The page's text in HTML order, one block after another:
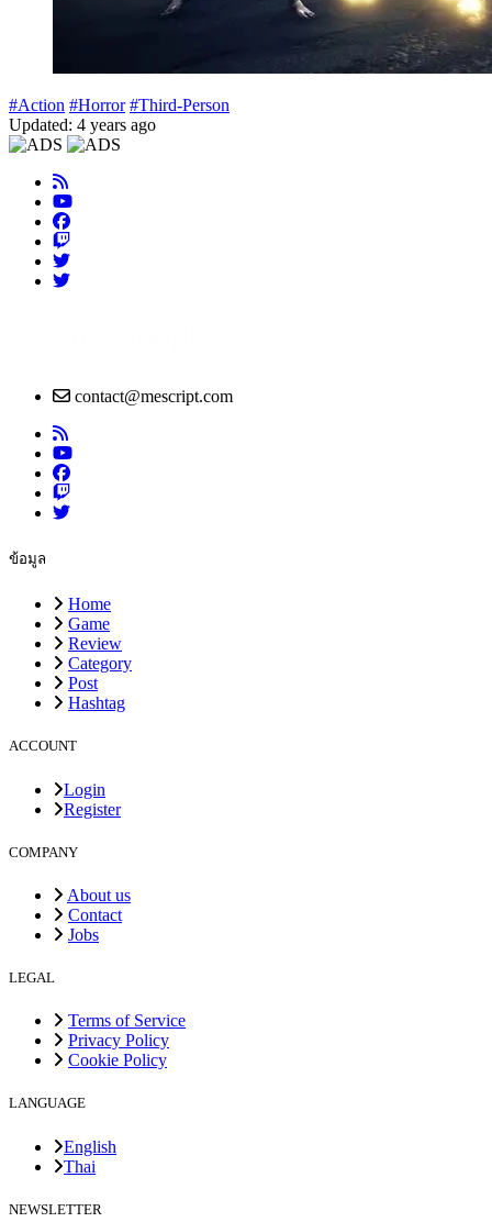
#Action #Horror #Third-Person
Updated: 4 years ago
contact@mescript.com
ข้อมูล
Home
Game
Review
Category
Post
Hashtag
ACCOUNT
Login
Register
COMPANY
About us
Contact
Jobs
LEGAL
Terms of Service
Privacy Policy
Cookie Policy
LANGUAGE
English
Thai
NEWSLETTER